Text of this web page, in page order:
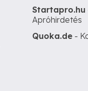
Startapro.hu
Apróhirdetés
Quoka.de -